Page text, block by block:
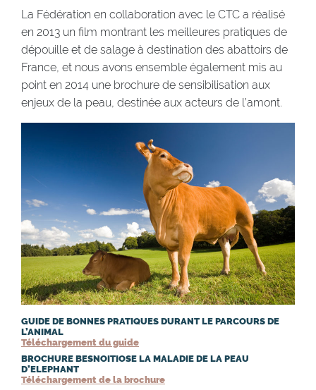
La Fédération en collaboration avec le CTC a réalisé
en 2013 un film montrant les meilleures pratiques de
dépouille et de salage à destination des abattoirs de
France, et nous avons ensemble également mis au
point en 2014 une brochure de sensibilisation aux
enjeux de la peau, destinée aux acteurs de l’amont.
GUIDE DE BONNES PRATIQUES DURANT LE PARCOURS DE
L’ANIMAL
Téléchargement du guide
BROCHURE BESNOITIOSE LA MALADIE DE LA PEAU
D’ELEPHANT
Téléchargement de la brochure